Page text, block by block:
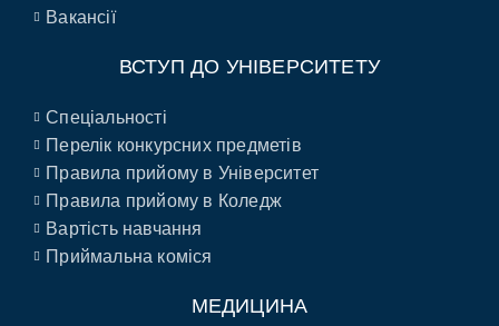
Вакансії
ВСТУП ДО УНІВЕРСИТЕТУ
Спеціальності
Перелік конкурсних предметів
Правила прийому в Університет
Правила прийому в Коледж
Вартість навчання
Приймальна коміся
МЕДИЦИНА